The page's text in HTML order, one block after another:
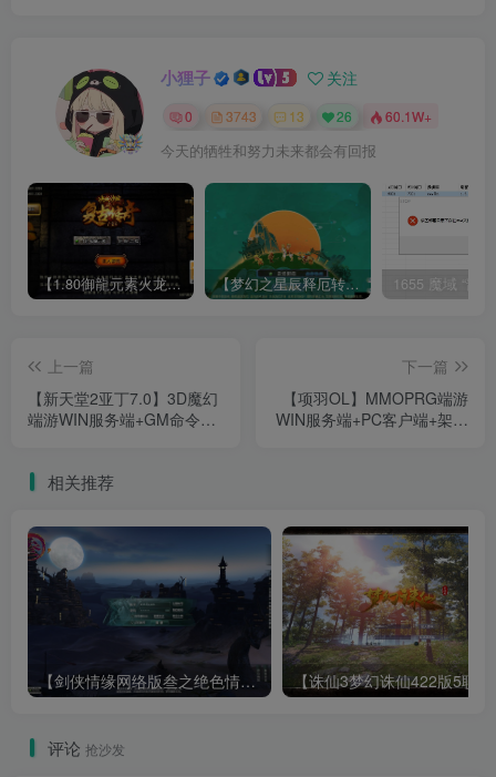
小狸子 关注
0 3743 13 26 60.1W+
今天的牺牲和努力未来都会有回报
【1.80御龍元素火龙[摸摸登陆器]】战神引擎WIN服务端+GM工具+充值后台+双端+架设教程 【梦幻之星辰释厄转尊享挂机版】MT3换皮梦幻西游Linux服务端+GM后台+双端+源码+架设教程
上一篇
【新天堂2亚丁7.0】3D魔幻
端游WIN服务端+GM命令
下一篇
【项羽OL】MMOPRG端游
WIN服务端+PC客户端+架设
相关推荐
【剑侠情缘网络版叁之绝色情缘V3.5更新版】3DMMORPG端游Linux服务端+GM指令+PC客户端+架设教程
评论 抢沙发